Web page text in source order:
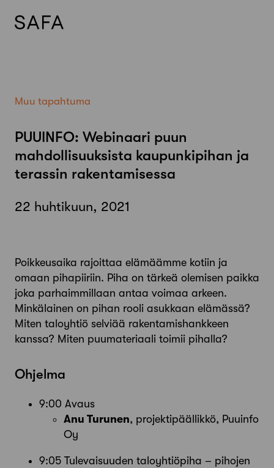
Muu tapahtuma
PUUINFO: Webinaari puun
mahdollisuuksista kaupunkipihan ja
terassin rakentamisessa
22 huhtikuun, 2021
Poikkeusaika rajoittaa elämäämme kotiin ja
omaan pihapiiriin. Piha on tärkeä olemisen paikka
joka parhaimmillaan antaa voimaa arkeen.
Minkälainen on pihan rooli asukkaan elämässä?
Miten taloyhtiö selviää rakentamishankkeen
kanssa? Miten puumateriaali toimii pihalla?
Ohjelma
9:00 Avaus
Anu Turunen, projektipäällikkö, Puuinfo
Oy
9:05 Tulevaisuuden taloyhtiöpiha – pihojen